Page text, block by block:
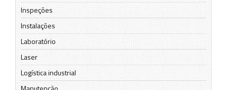
Inspeções
Instalações
Laboratório
Laser
Logística industrial